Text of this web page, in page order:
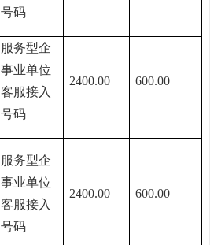
号码
服务型企
事业单位
客服接入
号码
2400.00 600.00
服务型企
事业单位
客服接入
号码
2400.00 600.00